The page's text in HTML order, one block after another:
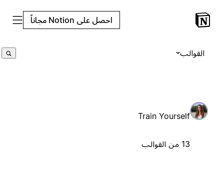
احصل على Notion مجاناً
القوالب
Train Yourself